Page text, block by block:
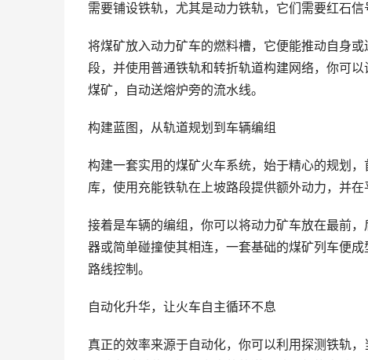
需要铺设铁轨，尤其是动力铁轨，它们需要红石
将煤矿放入动力矿车的燃料槽，它便能推动自身
段，并使用普通铁轨和转折轨道构建网络，你可
煤矿，自动送熔炉旁的流水线。
构建蓝图，从轨道规划到车辆编组
构建一套实用的煤矿火车系统，始于精心的规划
库，使用充能铁轨在上坡路段提供额外动力，并在
接着是车辆的编组，你可以将动力矿车放在最前
器或简单碰撞使其相连，一套基础的煤矿列车便
路线控制。
自动化升华，让火车自主循环不息
真正的效率来源于自动化，你可以利用探测铁轨